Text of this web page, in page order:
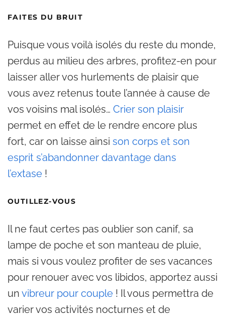
FAITES DU BRUIT
Puisque vous voilà isolés du reste du monde,
perdus au milieu des arbres, profitez-en pour
laisser aller vos hurlements de plaisir que
vous avez retenus toute l’année à cause de
vos voisins mal isolés… Crier son plaisir
permet en effet de le rendre encore plus
fort, car on laisse ainsi son corps et son
esprit s’abandonner davantage dans
l’extase !
OUTILLEZ-VOUS
Il ne faut certes pas oublier son canif, sa
lampe de poche et son manteau de pluie,
mais si vous voulez profiter de ses vacances
pour renouer avec vos libidos, apportez aussi
un vibreur pour couple ! Il vous permettra de
varier vos activités nocturnes et de